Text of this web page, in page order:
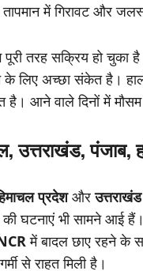
में गिरावट और
तरह सक्रिय हो चुका
लिए अच्छा संकेत है।
आने वाले दिनों में
उत्तराखंड, पंजाब,
प्रदेशऔरउत्तराखंड
घटनाएं भी सामने आई हैं।
में बादल छाए रहने के
से राहत मिली है।